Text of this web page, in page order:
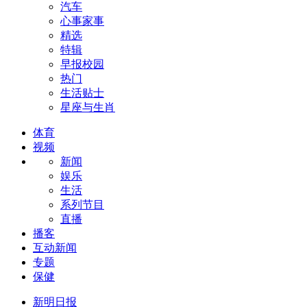
汽车
心事家事
精选
特辑
早报校园
热门
生活贴士
星座与生肖
体育
视频
新闻
娱乐
生活
系列节目
直播
播客
互动新闻
专题
保健
新明日报